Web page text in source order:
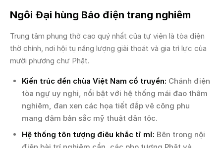
Ngôi Đại hùng Bảo điện trang nghiêm
Trung tâm phụng thờ cao quý nhất của tự viện là tòa điện
thờ chính, nơi hội tụ năng lượng giải thoát và gia trì lực của
mười phương chư Phật.
Kiến trúc đền chùa Việt Nam cổ truyền: Chánh điện
tòa ngự uy nghi, nổi bật với hệ thống mái đao thâm
nghiêm, đan xen các họa tiết đắp vẽ công phu
mang đậm bản sắc mỹ thuật dân tộc.
Hệ thống tôn tượng điêu khắc tỉ mỉ: Bên trong nội